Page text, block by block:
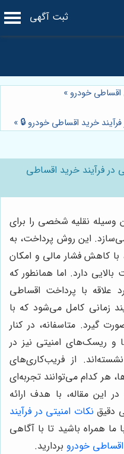
ثبت آگهی
خودرو »
خرید اقساطی خودرو 🔒 »
در فرآیند خرید اقساطی
وسیله نقلیه شخصی را برای
این روش پرداخت، به
کاهش فشار مالی و امکان
دارد. اما همانطور که
علاقه با پرداخت اقساطی
زمانی کامل می‌شود که با
گیرد. متاسفانه، در کنار
ریسک‌های امنیتی نیز در
از فریب‌کاری‌های
هر کدام می‌توانند تجربه‌ای
این مقاله، با هدف ارائه
دقیق نکات امنیتی در فرآیند
ما همراه باشید تا با آگاهی
خودرو بردارید.